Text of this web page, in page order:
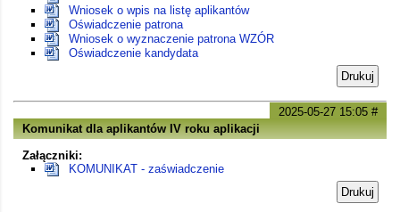
Wniosek o wpis na listę aplikantów
Oświadczenie patrona
Wniosek o wyznaczenie patrona WZÓR
Oświadczenie kandydata
Drukuj
2025-05-27 15:05 #
Komunikat dla aplikantów IV roku aplikacji
Załączniki:
KOMUNIKAT - zaświadczenie
Drukuj